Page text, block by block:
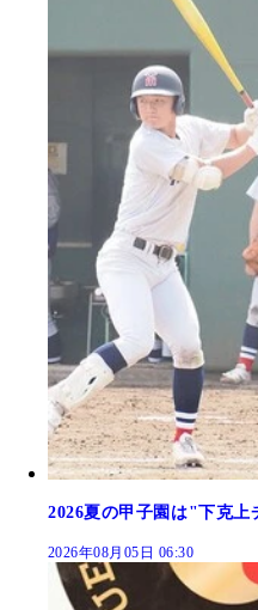
2026夏の甲子園は"下克上
2026年08月05日 06:30